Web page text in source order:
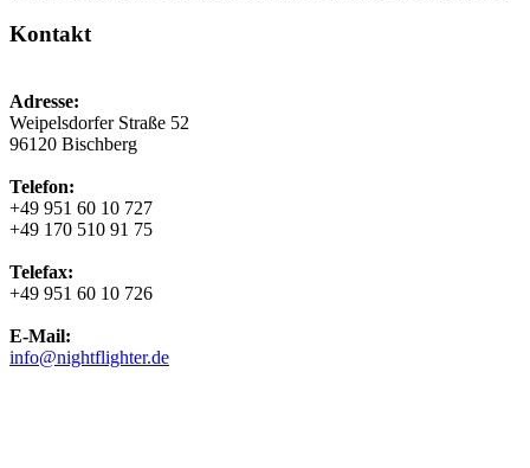
Kontakt
Adresse:
Weipelsdorfer Straße 52
96120 Bischberg
Telefon:
+49 951 60 10 727
+49 170 510 91 75
Telefax:
+49 951 60 10 726
E-Mail:
info@nightflighter.de